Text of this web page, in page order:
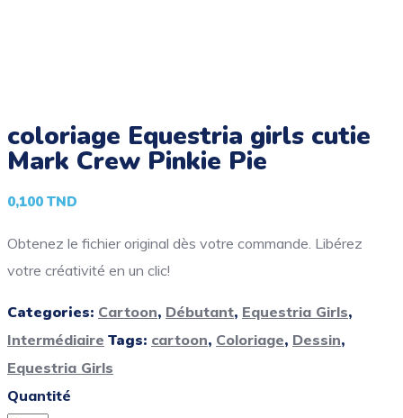
coloriage Equestria girls cutie
Mark Crew Pinkie Pie
0,100 TND
Obtenez le fichier original dès votre commande. Libérez
votre créativité en un clic!
Categories: Cartoon, Débutant, Equestria Girls,
Intermédiaire Tags: cartoon, Coloriage, Dessin,
Equestria Girls
Quantité